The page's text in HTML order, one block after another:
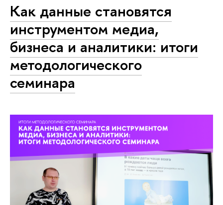
Как данные становятся
инструментом медиа,
бизнеса и аналитики: итоги
методологического
семинара